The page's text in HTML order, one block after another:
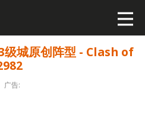
级城原创阵型 - Clash of
广告: